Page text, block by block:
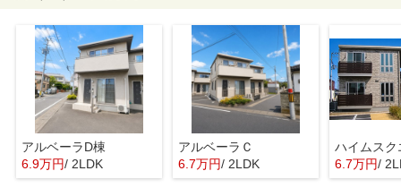
アルベーラD棟
6.9万円/ 2LDK
アルベーラＣ
6.7万円/ 2LDK 6.7万円/